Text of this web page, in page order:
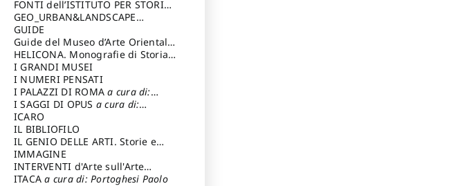
FONTI dell’ISTITUTO PER STORIA
DEL RISORGIMENTO
GEO_URBAN&LANDSCAPE
PLANNING (GULP)
Trusiani Elio
GUIDE
Guide del Museo d’Arte Orientale
“Giuseppe Tucci”
HELICONA. Monografie di Storia
dell'Artea cura di: Gallo Marco
I GRANDI MUSEI
I NUMERI PENSATI
I PALAZZI DI ROMAa cura di:
Ippoliti Alessandro
I SAGGI DI OPUS a cura di:
Scalesse Tommaso
ICARO
IL BIBLIOFILO
IL GENIO DELLE ARTI. Storie e
interpretazione
IMMAGINE
INTERVENTI d'Arte sull'Arte
dedicata alla cultura della
ITACAa cura di: Portoghesi Paolo